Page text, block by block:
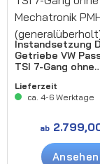
Instandsetzung
Getriebe VW
TSI 7-Gang ohne
(generalüberholt)
Lieferzeit
ca. 4-6 Werktage
ab
Ansehen